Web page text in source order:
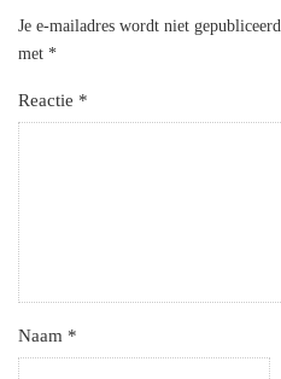
Je e-mailadres wordt niet gepubliceerd.
met *
Reactie *
Naam *